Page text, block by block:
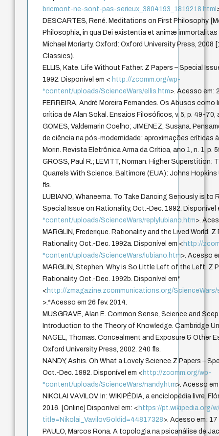
bricmont-ne-sont-pas-serieux_3804193_1819218.html
DESCARTES, René. Meditations on First Philosophy
Philosophia, in qua Dei existentia et animæ
Michael Moriarty. Oxford: Oxford University Press, 2008
Classics).
ELLIS, Kate. Life Without Father. Z Papers – Special
1992. Disponível em < http://zcomm.org/wp-
*content/uploads/ScienceWars/ellis.htm>. Acesso em:
FERREIRA, André Moreira Fernandes. Os Abusos
crítica de Alan Sokal. Ensaios Filosóficos, v. 5, p. 49-70,
GOMES, Valdemarin Coelho; JIMENEZ, Susana.
de ciência na pós-modernidade: aproximações críticas
Morin. Revista Eletrônica Arma da Crítica, ano 1, n. 1, p.
GROSS, Paul R.; LEVITT, Norman. Higher Superstition:
Quarrels With Science. Baltimore (EUA): Johns
fls.
LUBIANO, Whaneema. To Take Dancing Seriously is to
Special Issue on Rationality, Oct.-Dec. 1992. Disponível
*content/uploads/ScienceWars/replylubiano.htm>.
MARGLIN, Frederique. Rationality and the Lived World.
Rationality, Oct.-Dec. 1992a. Disponível em < http://
*content/uploads/ScienceWars/lubiano.htm>. Acesso
MARGLIN, Stephen. Why is So Little Left of the Left. Z
Rationality, Oct.-Dec. 1992b. Disponível em*
< http://zmagazine.zcommunications.org/ScienceWars/
>.*Acesso em 26 fev. 2014.
MUSGRAVE, Alan E. Common Sense, Science and
Introduction to the Theory of Knowledge. Cambridge
NAGEL, Thomas. Concealment and Exposure & Other
Oxford University Press, 2002. 240 fls.
NANDY, Ashis. Oh What a Lovely Science.Z Papers –
Oct.-Dec. 1992. Disponível em < http://zcomm.org/wp-
*content/uploads/ScienceWars/nandy.htm>. Acesso
NIKOLAI VAVILOV. In: WIKIPÉDIA, a enciclopédia livre.
2016. [Online] Disponível em: < https://pt.wikipedia.org/
title=Nikolai_Vavilov&oldid=44817328>. Acesso em:
PAULO, Marcos Rona. A topologia na psicanálise de